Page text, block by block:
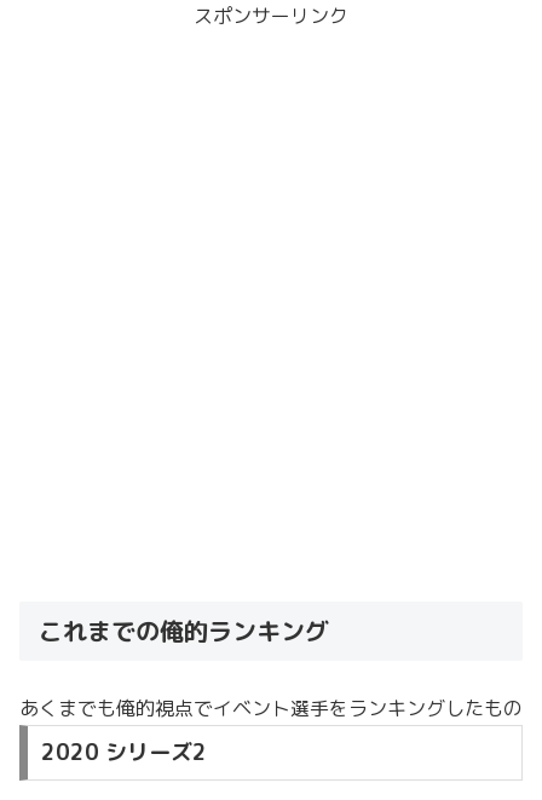
スポンサーリンク
これまでの俺的ランキング
あくまでも俺的視点でイベント選手をランキングしたもの
2020 シリーズ2